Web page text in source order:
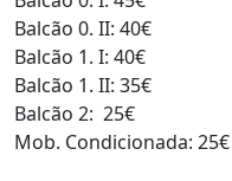
Balcão 0. II: 40€
Balcão 1. I: 40€
Balcão 1. II: 35€
Balcão 2: 25€
Mob. Condicionada: 25€